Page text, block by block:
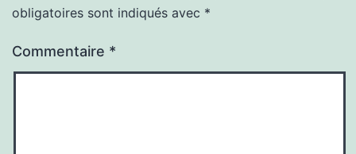
obligatoires sont indiqués avec *
Commentaire *